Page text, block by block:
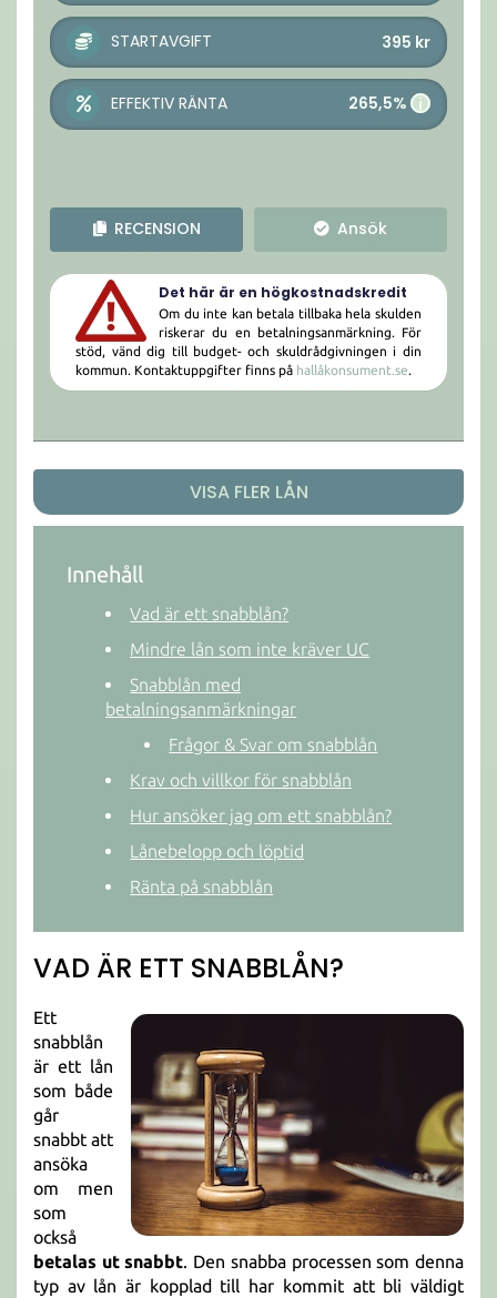
STARTAVGIFT 395 kr
EFFEKTIV RÄNTA 265,5% i
RECENSION Ansök
Det här är en högkostnadskredit
Om du inte kan betala tillbaka hela skulden
riskerar du en betalningsanmärkning. För
stöd, vänd dig till budget- och skuldrådgivningen i din
kommun. Kontaktuppgifter finns på hallåkonsument.se.
VISA FLER LÅN
Innehåll
Vad är ett snabblån?
Mindre lån som inte kräver UC
Snabblån med
betalningsanmärkningar
Frågor & Svar om snabblån
Krav och villkor för snabblån
Hur ansöker jag om ett snabblån?
Lånebelopp och löptid
Ränta på snabblån
VAD ÄR ETT SNABBLÅN?
Ett
snabblån
är ett lån
som både
går
snabbt att
ansöka
om men
som
också
betalas ut snabbt. Den snabba processen som denna
typ av lån är kopplad till har kommit att bli väldigt